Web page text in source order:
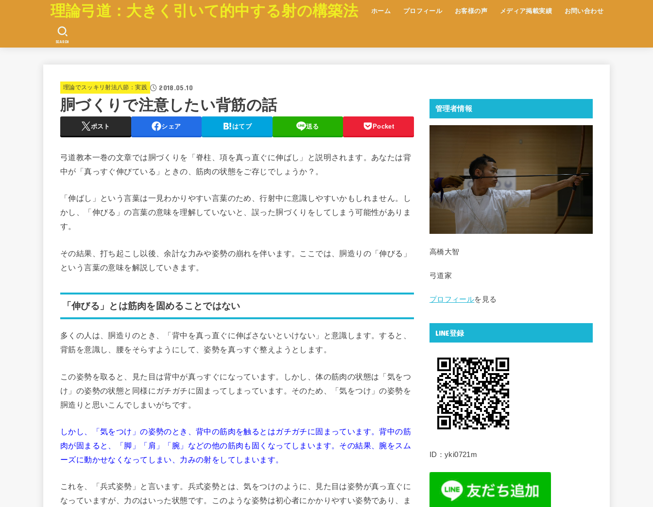
理論弓道：大きく引いて的中する射の構築法 ホーム プロフィール お客様の声 メディア掲載実績 お問い合わせ
SEARCH
理論でスッキリ射法八節：実践 2018.05.10
胴づくりで注意したい背筋の話
ポスト シェア はてブ 送る Pocket
弓道教本一巻の文章では胴づくりを「脊柱、項を真っ直ぐに伸ばし」と説明されます。あなたは背
中が「真っすぐ伸びている」ときの、筋肉の状態をご存じでしょうか？。
「伸ばし」という言葉は一見わかりやすい言葉のため、行射中に意識しやすいかもしれません。し
かし、「伸びる」の言葉の意味を理解していないと、誤った胴づくりをしてしまう可能性がありま
す。
その結果、打ち起こし以後、余計な力みや姿勢の崩れを伴います。ここでは、胴造りの「伸びる」
という言葉の意味を解説していきます。
「伸びる」とは筋肉を固めることではない
多くの人は、胴造りのとき、「背中を真っ直ぐに伸ばさないといけない」と意識します。すると、
背筋を意識し、腰をそらすようにして、姿勢を真っすぐ整えようとします。
この姿勢を取ると、見た目は背中が真っすぐになっています。しかし、体の筋肉の状態は「気をつ
け」の姿勢の状態と同様にガチガチに固まってしまっています。そのため、「気をつけ」の姿勢を
胴造りと思いこんでしまいがちです。
しかし、「気をつけ」の姿勢のとき、背中の筋肉を触るとはガチガチに固まっています。背中の筋
肉が固まると、「脚」「肩」「腕」などの他の筋肉も固くなってしまいます。その結果、腕をスム
ーズに動かせなくなってしまい、力みの射をしてしまいます。
これを、「兵式姿勢」と言います。兵式姿勢とは、気をつけのように、見た目は姿勢が真っ直ぐに
なっていますが、力のはいった状態です。このような姿勢は初心者にかかりやすい姿勢であり、ま
管理者情報
高橋大智
弓道家
プロフィールを見る
LINE登録
ID：yki0721m